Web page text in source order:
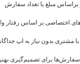
براساس مبلغ یا تعداد سفارش
اختصاصی بر اساس رفتار
مشتری بدون نیاز به اپ
برای تصمیم‌گیری بهتر